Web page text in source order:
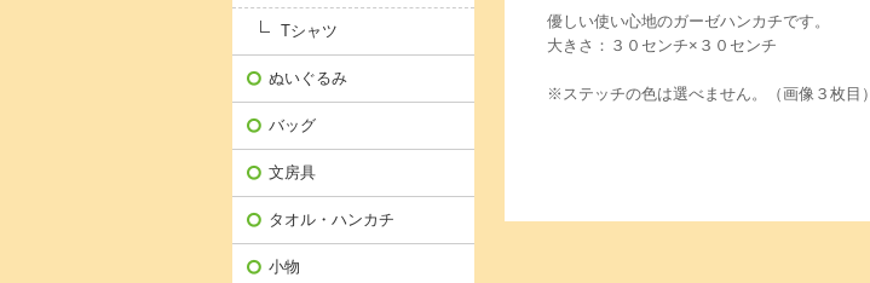
Tシャツ
ぬいぐるみ
バッグ
文房具
タオル・ハンカチ
小物
優しい使い心地のガーゼハンカチです。
大きさ：３０センチ×３０センチ
※ステッチの色は選べません。（画像３枚目）